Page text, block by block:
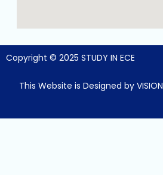
k a
m
Copyright © 2025 STUDY IN ECE
This Website is Designed by